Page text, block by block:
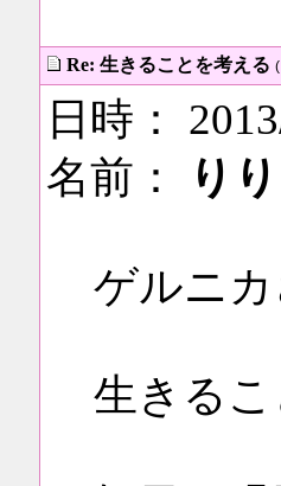
Re: 生きることを考える
日時：
名前：
りり
ゲルニ
生きる